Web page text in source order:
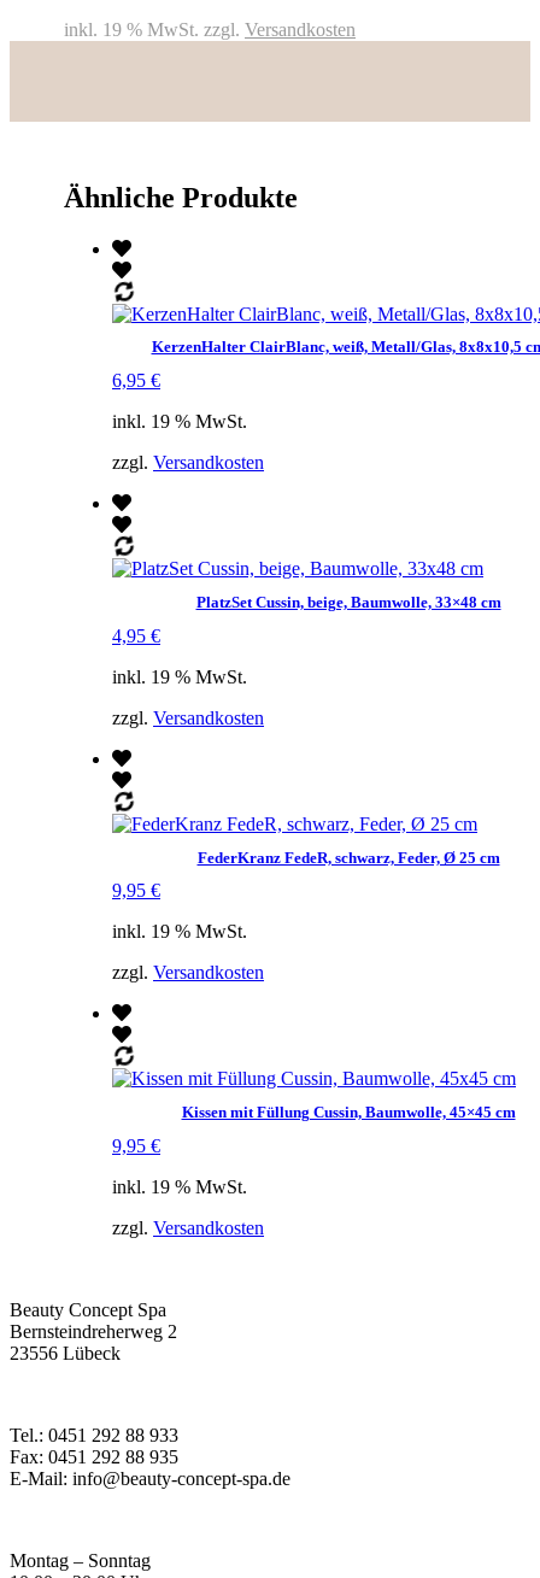
Menge
inkl. 19 % MwSt. zzgl. Versandkosten
Ähnliche Produkte
KerzenHalter ClairBlanc, weiß, Metall/Glas, 8x8x10,5
6,95 €
inkl. 19 % MwSt.
zzgl. Versandkosten
PlatzSet Cussin, beige, Baumwolle, 33×48 cm
4,95 €
inkl. 19 % MwSt.
zzgl. Versandkosten
FederKranz FedeR, schwarz, Feder, Ø 25 cm
9,95 €
inkl. 19 % MwSt.
zzgl. Versandkosten
Kissen mit Füllung Cussin, Baumwolle, 45×45 cm
9,95 €
inkl. 19 % MwSt.
zzgl. Versandkosten
Beauty Concept Spa
Bernsteindreherweg 2
23556 Lübeck
Tel.: 0451 292 88 933
Fax: 0451 292 88 935
E-Mail: info@beauty-concept-spa.de
Montag – Sonntag